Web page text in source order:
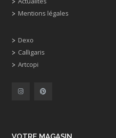
Mentions légales
Dexo
Calligaris
Artcopi